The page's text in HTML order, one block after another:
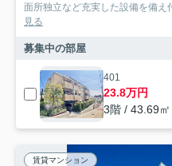
面所独立など充実した設備を備え
見る
募集中の部屋
401
23.8万円
3階 / 43.69
賃貸マンション